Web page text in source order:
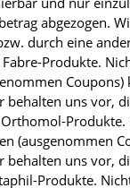
abgezogen.
durch eine
Produkte.
uns vor,
(ausgenommen
uns vor,
Produkte.